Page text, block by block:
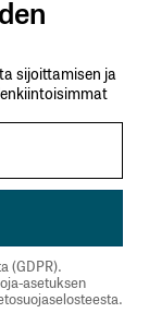
sijoittamisen ja
(GDPR).
asetuksen